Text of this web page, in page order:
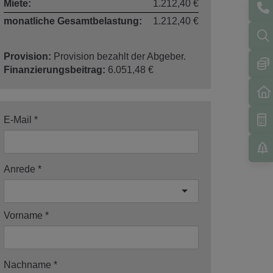
Miete:
1.212,40 €
monatliche Gesamtbelastung:
1.212,40 €
Provision: Provision bezahlt der Abgeber.
Finanzierungsbeitrag: 6.051,48 €
E-Mail
Anrede
Vorname
Nachname